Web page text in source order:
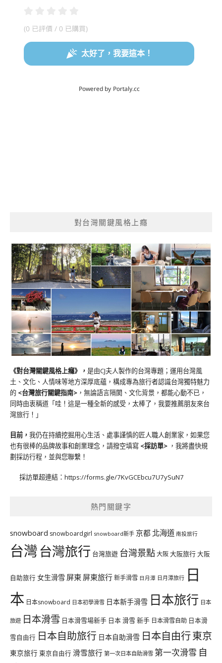
對台灣關鍵風格上癮
《對台灣關鍵風格上癮》 ， 是由CJ夫人製作的台灣專題；運用台灣風
土、文化、人情味等地方深厚底蘊，構成專為旅行者認識台灣獨特魅力
的 <台灣旅行關鍵指南> ，無論語言隔閡、文化背景，都能心動不已，
同時由衷稱道「哇！這是一種全新的感受，太棒了，我要推薦朋友來台
灣旅行！」
目前， 我仍在持續挖掘用心生活、處事謹慎的匠人職人創業家，如果您
也有很棒的品牌故事和創業理念，請撥空填寫 <採訪單> ，我將盡快規
劃採訪行程，並與您聯繫！
採訪單超連結： https://forms.gle/7KvGCEbcu7U7ySuN7
熱門關鍵字
snowboard snowboardgirl snowboard新手 京都 北海道 南投旅行
台灣台灣旅行 台灣旅遊 台灣景點大阪大阪旅行大阪
自助旅行 女生滑雪 屏東 屏東旅行新手滑雪 日月潭 日月潭旅行 日
本 日本snowboard 日本初學滑雪 日本新手滑雪 日本旅行 日本
旅遊 日本滑雪 日本滑雪場新手 日本 滑雪 新手 日本滑雪自助 日本滑
雪自由行 日本自助旅行 日本自助滑雪 日本自由行東京
東京旅行 東京自由行 滑雪旅行 第一次日本自助滑雪 第一次滑雪 自